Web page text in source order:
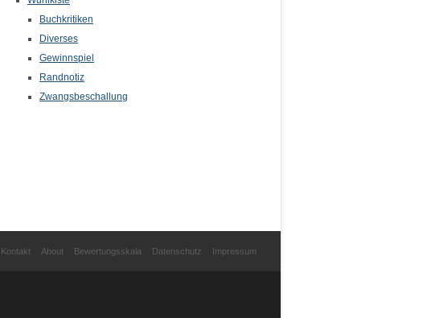
Buchkritiken
Diverses
Gewinnspiel
Randnotiz
Zwangsbeschallung
Kontakt About Bewertungsskala Datenschutz Impressum